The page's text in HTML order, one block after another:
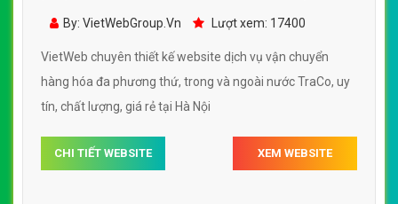
hàng hóa đa phương thứ, trong và ngoài nước
By: VietWebGroup.Vn Lượt xem: 17400
VietWeb chuyên thiết kế website dịch vụ vận chuyển
hàng hóa đa phương thứ, trong và ngoài nước TraCo, uy
tín, chất lượng, giá rẻ tại Hà Nội
CHI TIẾT WEBSITE XEM WEBSITE